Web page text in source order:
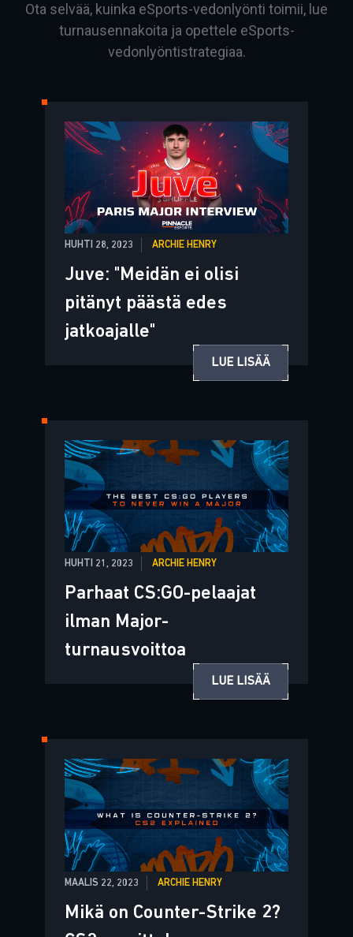
Ota selvää, kuinka eSports-vedonlyönti toimii, lue
turnausennakoita ja opettele eSports-
vedonlyöntistrategiaa.
HUHTI 28, 2023 ARCHIE HENRY
Juve: "Meidän ei olisi
pitänyt päästä edes
jatkoajalle"
LUE LISÄÄ
HUHTI 21, 2023 ARCHIE HENRY
Parhaat CS:GO-pelaajat
ilman Major-
turnausvoittoa
LUE LISÄÄ
MAALIS 22, 2023 ARCHIE HENRY
Mikä on Counter-Strike 2?